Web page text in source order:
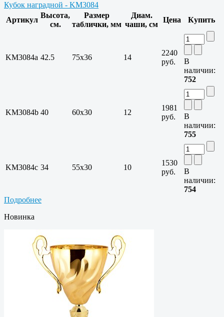
Кубок наградной - KM3084
Артикул
Высота,
см.
Размер
таблички, мм
Диам.
чаши, см
Цена Купить
KM3084a 42.5 75х36 14
2240
руб.
В
наличии:
752
KM3084b 40 60х30 12
1981
руб.
В
наличии:
755
KM3084c 34 55х30 10
1530
руб.
В
наличии:
754
Подробнее
Новинка